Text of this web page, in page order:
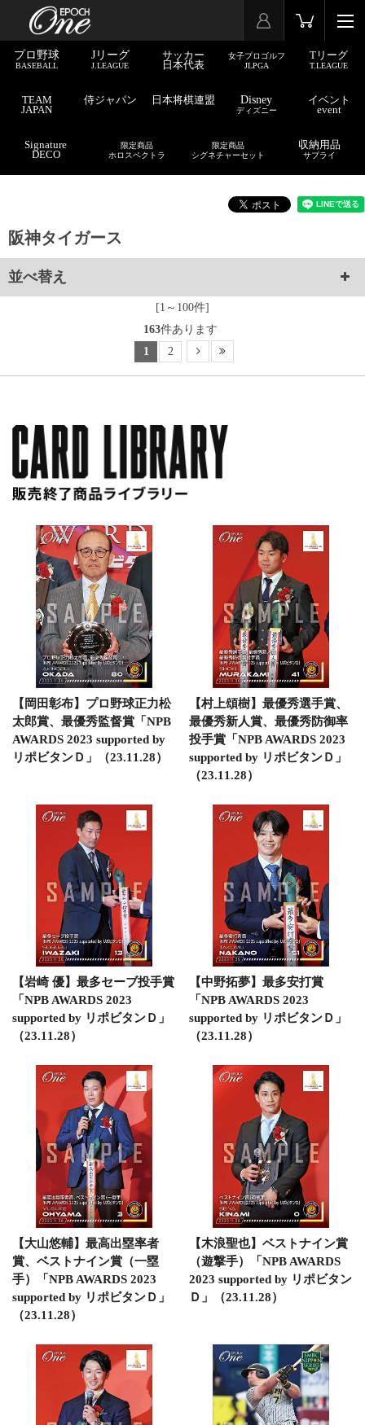
プロ野球
BASEBALL
Jリーグ
J.LEAGUE
サッカー
日本代表
女子プロゴルフ
JLPGA
Tリーグ
T.LEAGUE
TEAM
JAPAN
侍ジャパン 日本将棋連盟 Disney
ディズニー
イベント
event
Signature
DECO
限定商品
ホロスペクトラ
限定商品
シグネチャーセット
収納用品
サプライ
阪神タイガース
並べ替え
[1～100件]
163件あります
1
2
【岡田彰布】プロ野球正力松
太郎賞、最優秀監督賞「NPB
AWARDS 2023 supported by
リポビタンＤ」（23.11.28）
【村上頌樹】最優秀選手賞、
最優秀新人賞、最優秀防御率
投手賞「NPB AWARDS 2023
supported by リポビタンＤ」
（23.11.28）
【岩崎 優】最多セーブ投手賞
「NPB AWARDS 2023
supported by リポビタンＤ」
（23.11.28）
【中野拓夢】最多安打賞
「NPB AWARDS 2023
supported by リポビタンＤ」
（23.11.28）
【大山悠輔】最高出塁率者
賞、ベストナイン賞（一塁
手）「NPB AWARDS 2023
supported by リポビタンＤ」
（23.11.28）
【木浪聖也】ベストナイン賞
（遊撃手）「NPB AWARDS
2023 supported by リポビタン
Ｄ」（23.11.28）